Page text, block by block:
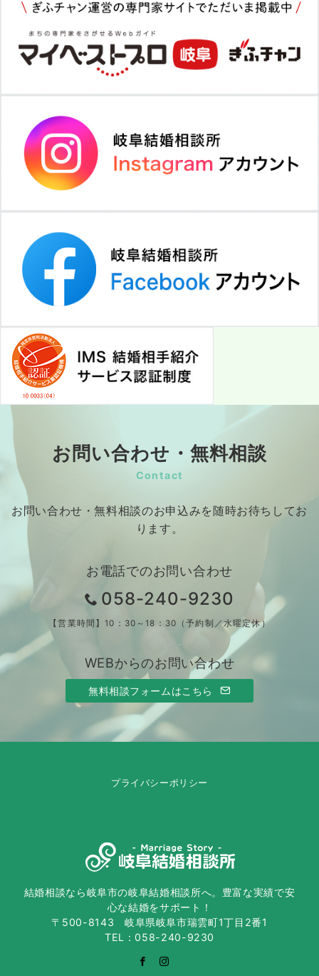
お問い合わせ・無料相談
Contact
お問い合わせ・無料相談のお申込みを随時お待ちしてお
ります。
お電話でのお問い合わせ
058-240-9230
【営業時間】10：30～18：30（予約制／水曜定休）
WEBからのお問い合わせ
無料相談フォームはこちら
プライバシーポリシー
結婚相談なら岐阜市の岐阜結婚相談所へ。豊富な実績で安
心な結婚をサポート！
〒500-8143 岐阜県岐阜市瑞雲町1丁目2番1
TEL：058-240-9230